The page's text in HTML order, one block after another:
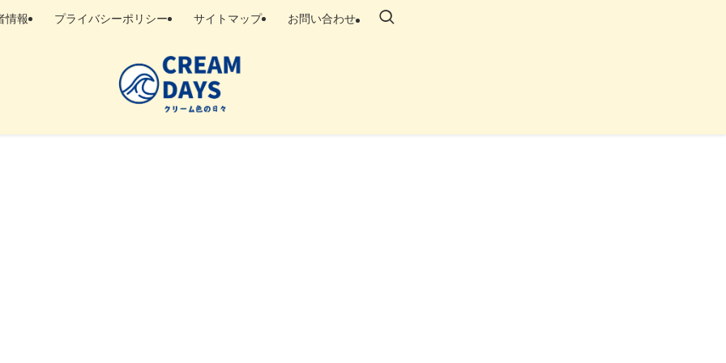
情報 プライバシーポリシー サイトマップ お問い合わせ